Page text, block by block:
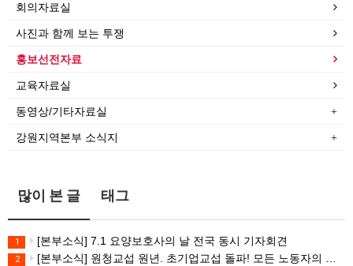
회의자료실
사진과 함께 보는 투쟁
홍보선전자료
교육자료실
동영상/기타자료실
강원지역본부 소식지
많이 본 글 태그
1 [본부소식] 7.1 요양보호사의 날 전국 동시 기자회견
2 [본부소식] 원청교섭 원년. 초기업교섭 돌파! 모든 노동자의 노동기본권 쟁취! 민주노총 7.15 총파업대회